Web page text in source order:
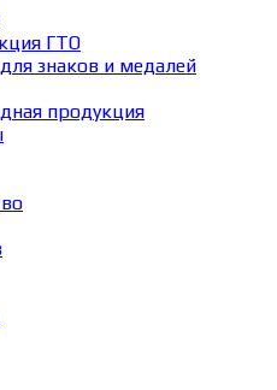
ГТО
знаков и медалей
продукция